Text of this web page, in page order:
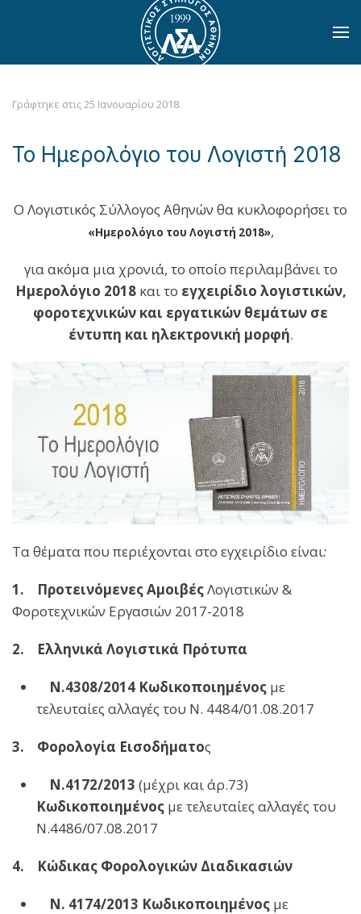
Skip to main content
Γράφτηκε στις25 Ιανουαρίου 2018.
Το Ημερολόγιο του Λογιστή 2018
Ο Λογιστικός Σύλλογος Αθηνών θα κυκλοφορήσει το
«Ημερολόγιο του Λογιστή 2018»,
για ακόμα μια χρονιά, το οποίο περιλαμβάνει το
Ημερολόγιο 2018και το εγχειρίδιο λογιστικών,
φοροτεχνικών και εργατικών θεμάτων σε
έντυπη και ηλεκτρονική μορφή.
Τα θέματα που περιέχονται στο εγχειρίδιο είναι:
1. Προτεινόμενες ΑμοιβέςΛογιστικών &
Φοροτεχνικών Εργασιών 2017-2018
2. Ελληνικά Λογιστικά Πρότυπα
Ν.4308/2014 Κωδικοποιημένος με
τελευταίες αλλαγές του Ν. 4484/01.08.2017
3. Φορολογία Εισοδήματος
Ν.4172/2013 (μέχρι και άρ.73)
Κωδικοποιημένος με τελευταίες αλλαγές του
Ν.4486/07.08.2017
4. Κώδικας Φορολογικών Διαδικασιών
Ν. 4174/2013 Κωδικοποιημένος με